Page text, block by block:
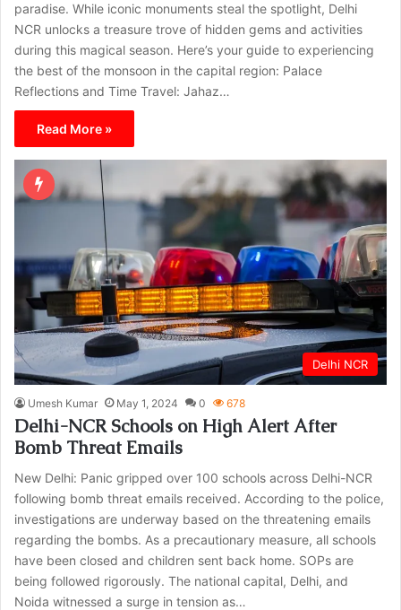
paradise. While iconic monuments steal the spotlight, Delhi
NCR unlocks a treasure trove of hidden gems and activities
during this magical season. Here’s your guide to experiencing
the best of the monsoon in the capital region: Palace
Reflections and Time Travel: Jahaz…
Read More »
Delhi NCR
Umesh Kumar May 1, 2024 0 678
Delhi-NCR Schools on High Alert After
Bomb Threat Emails
New Delhi: Panic gripped over 100 schools across Delhi-NCR
following bomb threat emails received. According to the police,
investigations are underway based on the threatening emails
regarding the bombs. As a precautionary measure, all schools
have been closed and children sent back home. SOPs are
being followed rigorously. The national capital, Delhi, and
Noida witnessed a surge in tension as…